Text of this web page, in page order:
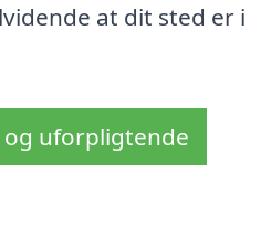
at dit sted er i
og uforpligtende